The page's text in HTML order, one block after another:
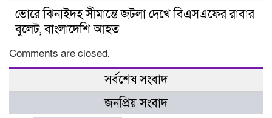
ভোরে ঝিনাইদহ সীমান্তে জটলা দেখে বিএসএফের রাবার
বুলেট, বাংলাদেশি আহত
Comments are closed.
সর্বশেষ সংবাদ
জনপ্রিয় সংবাদ